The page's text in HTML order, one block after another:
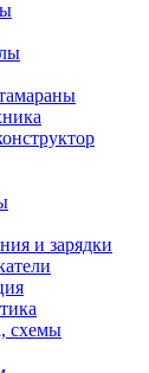
и зарядки
схемы